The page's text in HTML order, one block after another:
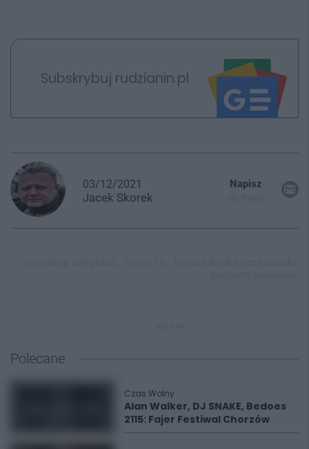
Subskrybuj rudzianin.pl
03/12/2021
Jacek Skorek
Napisz
Polecane
Czas Wolny
Alan Walker, DJ SNAKE, Bedoes
2115: Fajer Festiwal Chorzów